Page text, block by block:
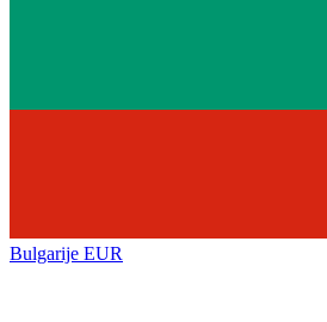
Bulgarije EUR